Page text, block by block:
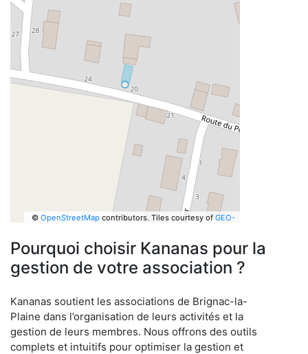
© OpenStreetMapcontributors. Tiles courtesy of GEO-
Pourquoi choisir Kananas pour la
gestion de votre association ?
Kananas soutient les associations de Brignac-la-
Plaine dans l’organisation de leurs activités et la
gestion de leurs membres. Nous offrons des outils
complets et intuitifs pour optimiser la gestion et